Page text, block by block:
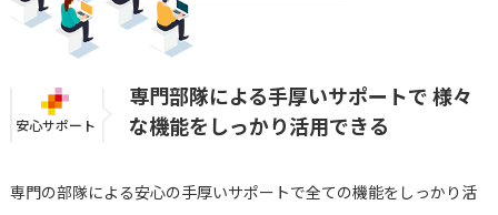
安心サポート
専門部隊による手厚いサポートで様々
な機能をしっかり活用できる
専門の部隊による安心の手厚いサポートで全ての機能をしっかり活